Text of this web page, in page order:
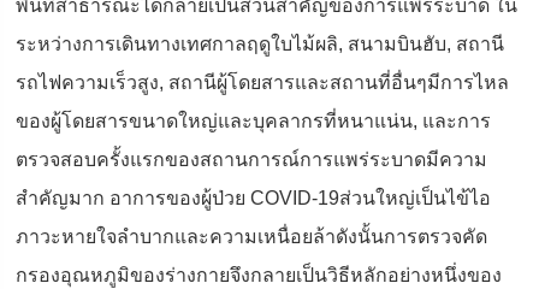
พื้นที่สาธารณะได้กลายเป็นส่วนสำคัญของการแพร่ระบาด ใน
ระหว่างการเดินทางเทศกาลฤดูใบไม้ผลิ, สนามบินฮับ, สถานี
รถไฟความเร็วสูง, สถานีผู้โดยสารและสถานที่อื่นๆมีการไหล
ของผู้โดยสารขนาดใหญ่และบุคลากรที่หนาแน่น, และการ
ตรวจสอบครั้งแรกของสถานการณ์การแพร่ระบาดมีความ
สำคัญมาก อาการของผู้ป่วย COVID-19ส่วนใหญ่เป็นไข้ไอ
ภาวะหายใจลำบากและความเหนื่อยล้าดังนั้นการตรวจคัด
กรองอุณหภูมิของร่างกายจึงกลายเป็นวิธีหลักอย่างหนึ่งของ